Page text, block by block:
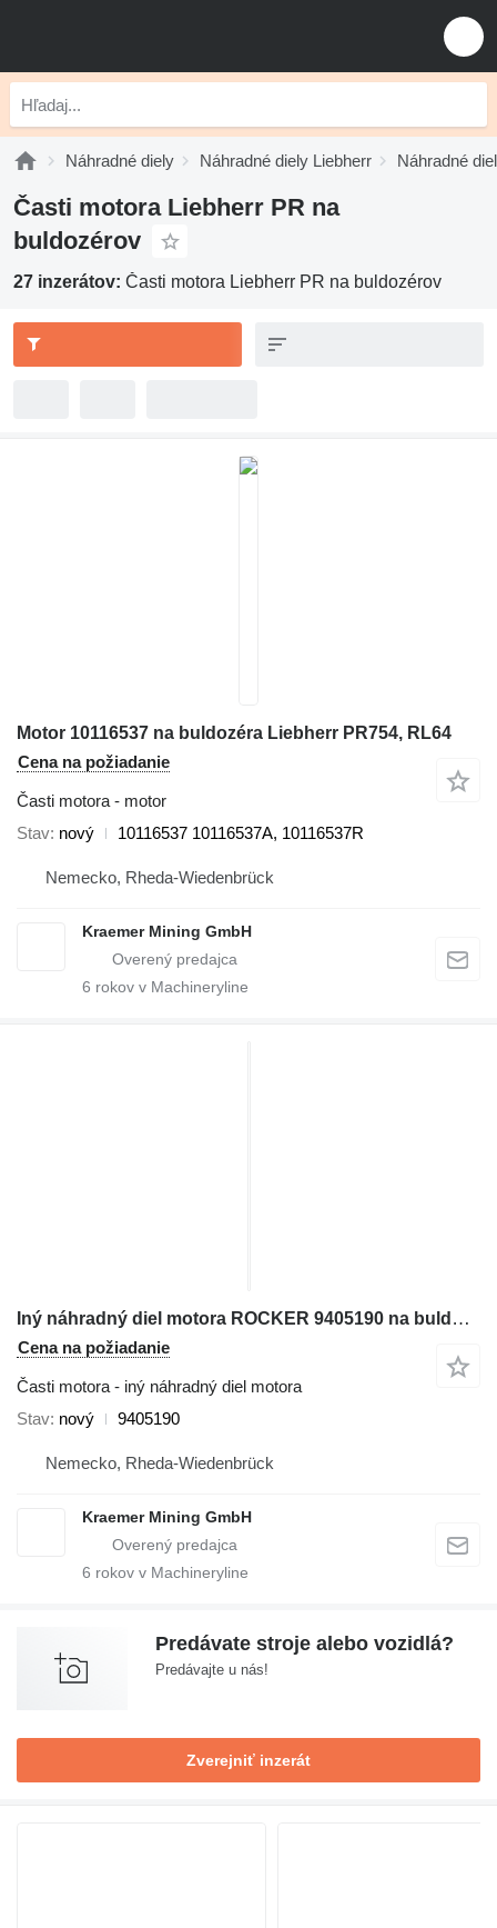
Náhradné diely Náhradné diely Liebherr Náhradné
Časti motora Liebherr PR na
buldozérov
27 inzerátov: Časti motora Liebherr PR na buldozérov
Motor 10116537 na buldozéra Liebherr PR754, RL64
Cena na požiadanie
Časti motora - motor
Stav nový 10116537 10116537A, 10116537R
Nemecko, Rheda-Wiedenbrück
Kraemer Mining GmbH
6 rokov v Machineryline
Iný náhradný diel motora ROCKER 9405190 na buldozéra Liebherr PR764
Cena na požiadanie
Časti motora - iný náhradný diel motora
Stav nový 9405190
Nemecko, Rheda-Wiedenbrück
Kraemer Mining GmbH
6 rokov v Machineryline
Predávate stroje alebo vozidlá?
Predávajte u nás!
Zverejniť inzerát